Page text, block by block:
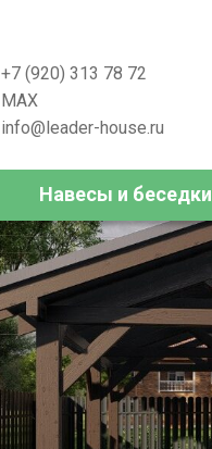
+7 (920) 313 78 72
MAX
info@leader-house.ru
Навесы и беседки